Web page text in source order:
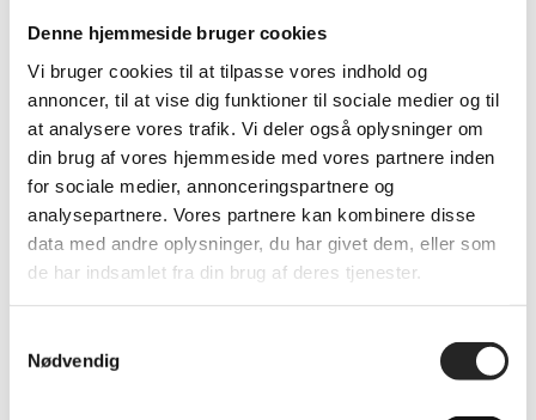
Denne hjemmeside bruger cookies
Vi bruger cookies til at tilpasse vores indhold og
annoncer, til at vise dig funktioner til sociale medier og til
at analysere vores trafik. Vi deler også oplysninger om
din brug af vores hjemmeside med vores partnere inden
for sociale medier, annonceringspartnere og
analysepartnere. Vores partnere kan kombinere disse
data med andre oplysninger, du har givet dem, eller som
de har indsamlet fra din brug af deres tjenester.
Nødvendig
Team Sydhavsøerne spillede en overbevisende hjemmekamp, og vandt
36-27 over Odder.
Som ventet fik TSØ det svært mod Odders aggressive forsvar i kampens
første kvarter. Der skulle gå 4 minutter før Team Sydhavsøerne fik sat
første scoring ind, men stille og roligt fik TSØ fundet veje gennem
jyderne ikke.
Team Sydhavsøerne satte Oliver Larsen i kassen, og det skulle vise sig at
være en fantastisk idé. I den anden ende var Nicklas Bjerre Petersen og
Daniel Sørensen særdeles effektive, og TSØ vinder det sidste kvarter